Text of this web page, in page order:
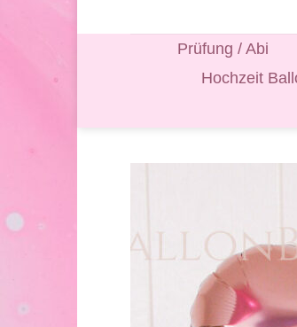
Prüfung / Abi
Hochzeit